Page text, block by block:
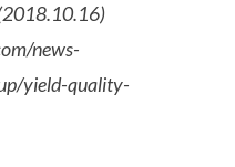
news-
yield-quality-